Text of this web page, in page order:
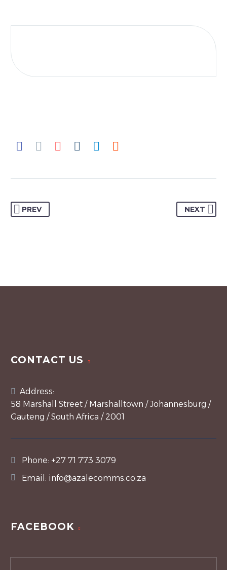
PREV NEXT
CONTACT US
Address:
58 Marshall Street / Marshalltown / Johannesburg /
Gauteng / South Africa / 2001
Phone: +27 71 773 3079
Email: info@azalecomms.co.za
FACEBOOK